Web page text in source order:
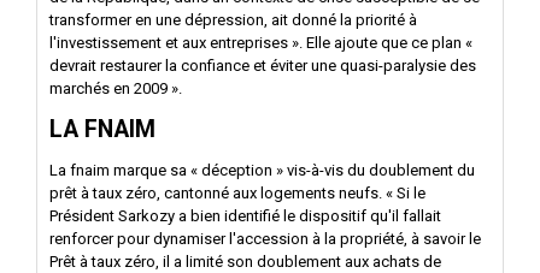
transformer en une dépression, ait donné la priorité à
l'investissement et aux entreprises ». Elle ajoute que ce plan «
devrait restaurer la confiance et éviter une quasi-paralysie des
marchés en 2009 ».
LA FNAIM
La fnaim marque sa « déception » vis-à-vis du doublement du
prêt à taux zéro, cantonné aux logements neufs. « Si le
Président Sarkozy a bien identifié le dispositif qu'il fallait
renforcer pour dynamiser l'accession à la propriété, à savoir le
Prêt à taux zéro, il a limité son doublement aux achats de